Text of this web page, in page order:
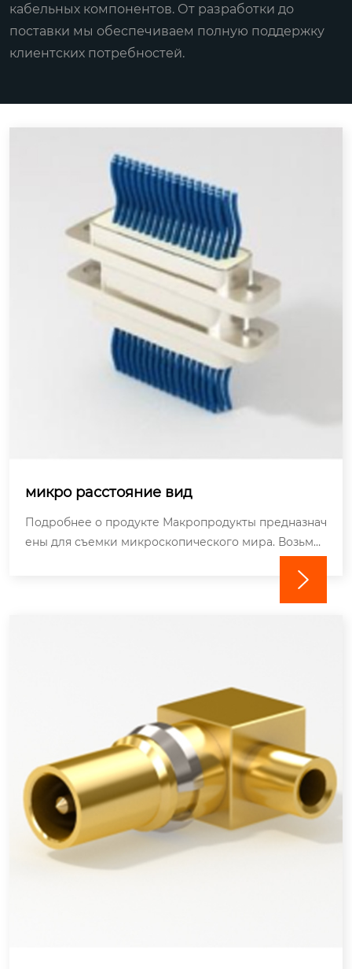
кабельных компонентов. От разработки до
поставки мы обеспечиваем полную поддержку
клиентских потребностей.
микро расстояние вид
Подробнее о продукте Макропродукты предназнач
ены для съемки микроскопического мира. Возьме
